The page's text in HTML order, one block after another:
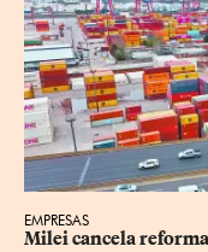
EMPRESAS
Milei cancela